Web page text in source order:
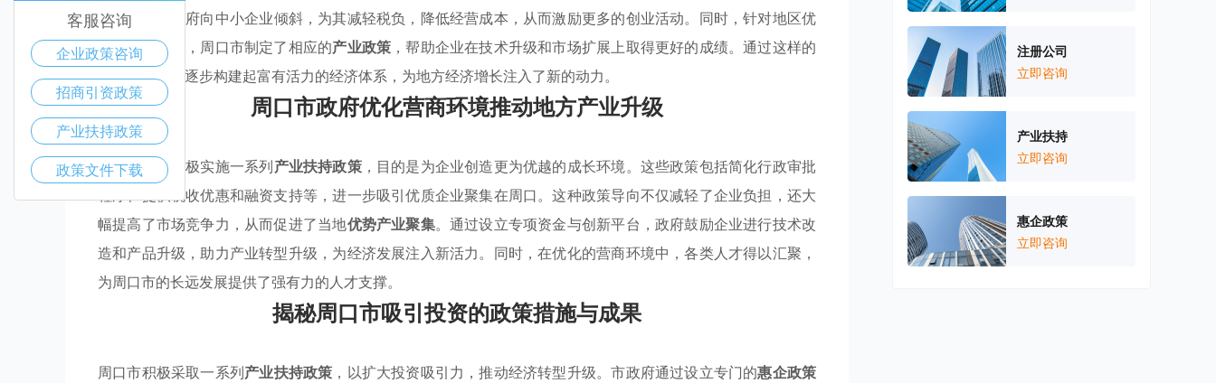
政策时，市政府向中小企业倾斜，为其减轻税负，降低经营成本，从而激励更多的创业活动。同时，针对地区优
势产业的聚集，周口市制定了相应的产业政策 ，帮助企业在技术升级和市场扩展上取得更好的成绩。通过这样的
措施，周口市逐步构建起富有活力的经济体系，为地方经济增长注入了新的动力。
周口市政府优化营商环境推动地方产业升级
周口市政府积极实施一系列产业扶持政策，目的是为企业创造更为优越的成长环境。这些政策包括简化行政审批
程序、提供税收优惠和融资支持等，进一步吸引优质企业聚集在周口。这种政策导向不仅减轻了企业负担，还大
幅提高了市场竞争力，从而促进了当地优势产业聚集。通过设立专项资金与创新平台，政府鼓励企业进行技术改
造和产品升级，助力产业转型升级，为经济发展注入新活力。同时，在优化的营商环境中，各类人才得以汇聚，
为周口市的长远发展提供了强有力的人才支撑。
揭秘周口市吸引投资的政策措施与成果
周口市积极采取一系列产业扶持政策 ，以扩大投资吸引力，推动经济转型升级。市政府通过设立专门的惠企政策
注册公司
立即咨询
产业扶持
立即咨询
惠企政策
立即咨询
客服咨询
企业政策咨询
招商引资政策
产业扶持政策
政策文件下载